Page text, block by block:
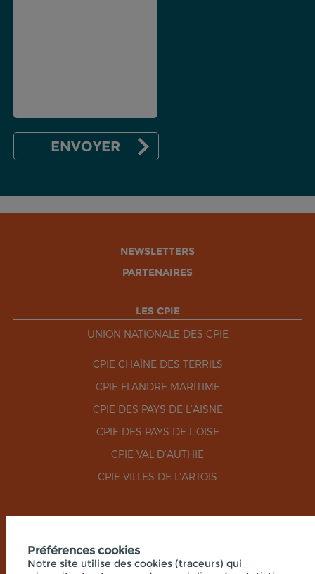
NEWSLETTERS
PARTENAIRES
LES CPIE
UNION NATIONALE DES CPIE
CPIE CHAÎNE DES TERRILS
CPIE FLANDRE MARITIME
CPIE DES PAYS DE L'AISNE
CPIE DES PAYS DE L'OISE
CPIE VAL D'AUTHIE
CPIE VILLES DE L'ARTOIS
Préférences cookies
Notre site utilise des cookies (traceurs) qui